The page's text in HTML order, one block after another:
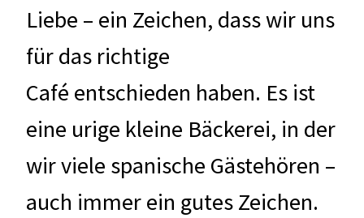
Liebe – ein Zeichen, dass wir uns
für das richtige
Café entschieden haben. Es ist
eine urige kleine Bäckerei, in der
wir viele spanische Gästehören –
auch immer ein gutes Zeichen.